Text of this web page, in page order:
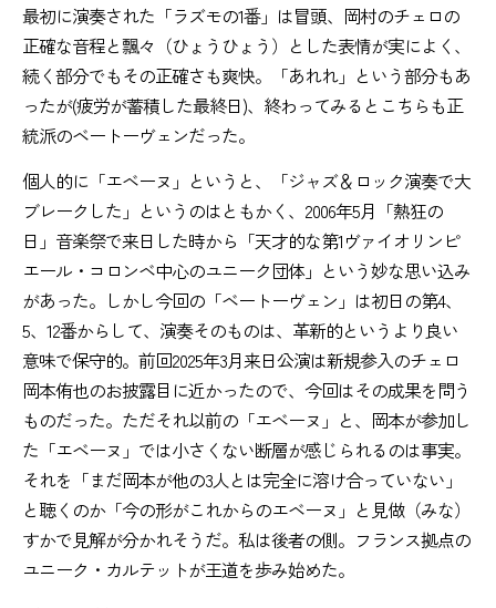
最初に演奏された「ラズモの1番」は冒頭、岡村のチェロの
正確な音程と飄々（ひょうひょう）とした表情が実によく、
続く部分でもその正確さも爽快。「あれれ」という部分もあ
ったが(疲労が蓄積した最終日)、終わってみるとこちらも正
統派のベートーヴェンだった。
個人的に「エベーヌ」というと、「ジャズ＆ロック演奏で大
ブレークした」というのはともかく、2006年5月「熱狂の
日」音楽祭で来日した時から「天才的な第1ヴァイオリンピ
エール・コロンベ中心のユニーク団体」という妙な思い込み
があった。しかし今回の「ベートーヴェン」は初日の第4、
5、12番からして、演奏そのものは、革新的というより良い
意味で保守的。前回2025年3月来日公演は新規参入のチェロ
岡本侑也のお披露目に近かったので、今回はその成果を問う
ものだった。ただそれ以前の「エベーヌ」と、岡本が参加し
た「エベーヌ」では小さくない断層が感じられるのは事実。
それを「まだ岡本が他の3人とは完全に溶け合っていない」
と聴くのか「今の形がこれからのエベーヌ」と見做（みな）
すかで見解が分かれそうだ。私は後者の側。フランス拠点の
ユニーク・カルテットが王道を歩み始めた。